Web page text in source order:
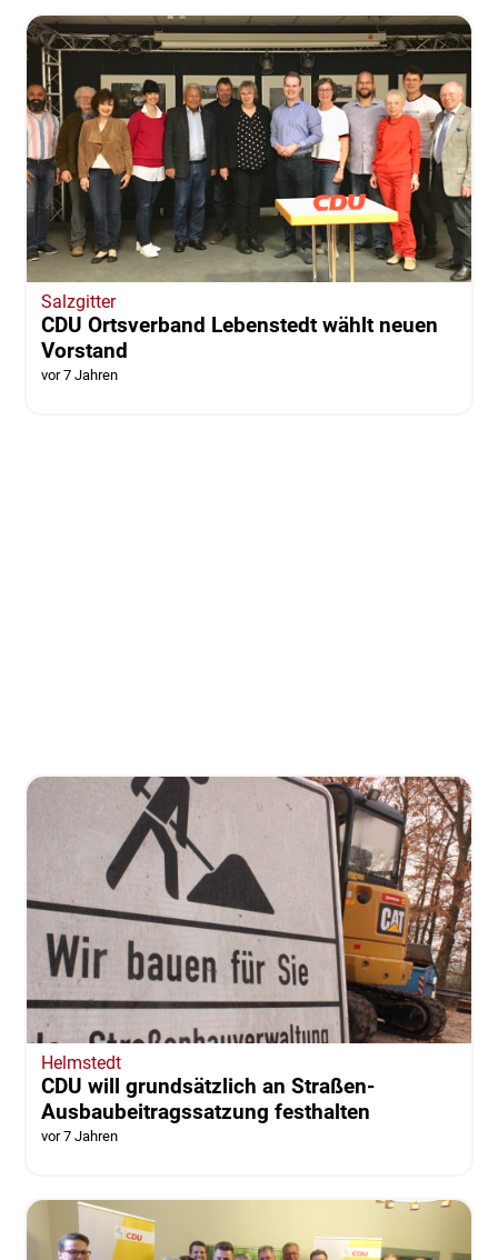
Salzgitter
CDU Ortsverband Lebenstedt wählt neuen
Vorstand
vor 7 Jahren
Helmstedt
CDU will grundsätzlich an Straßen-
Ausbaubeitragssatzung festhalten
vor 7 Jahren